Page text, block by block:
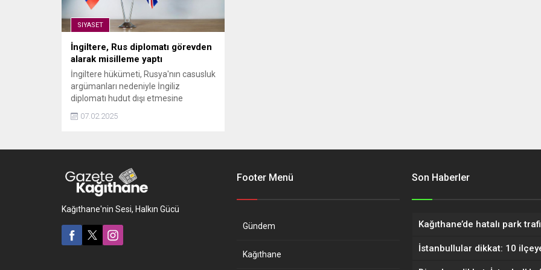
SIYASET
İngiltere, Rus diplomatı görevden
alarak misilleme yaptı
İngiltere hükümeti, Rusya'nın casusluk
argümanları nedeniyle İngiliz
diplomatı hudut dışı etmesine
akreditasyonunu iptal etti.
07.02.2025
Kağıthane'nin Sesi, Halkın Gücü
Footer Menü
Gündem
Kağıthane
Son Haberler